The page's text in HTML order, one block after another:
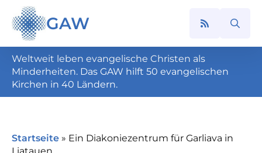
GAW
Search
Weltweit leben evangelische Christen als
Minderheiten. Das GAW hilft 50 evangelischen
Kirchen in 40 Ländern.
Startseite » Ein Diakoniezentrum für Garliava in